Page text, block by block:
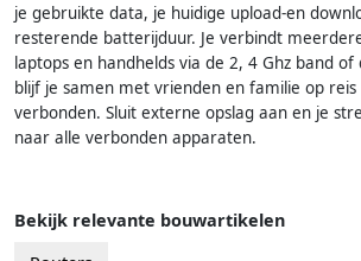
je gebruikte data, je huidige upload-en
resterende batterijduur. Je verbindt
laptops en handhelds via de 2, 4 Ghz band of
blijf je samen met vrienden en familie op
verbonden. Sluit externe opslag aan en je
naar alle verbonden apparaten.
Bekijk relevante bouwartikelen